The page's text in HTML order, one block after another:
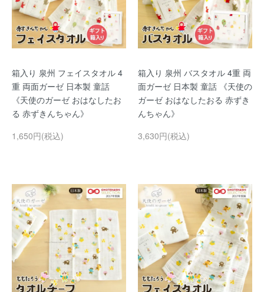
箱入り 泉州 フェイスタオル 4
重 両面ガーゼ 日本製 童話
《天使のガーゼ おはなしたお
る 赤ずきんちゃん》
1,650円(税込)
箱入り 泉州 バスタオル 4重 両
面ガーゼ 日本製 童話 《天使の
ガーゼ おはなしたおる 赤ずき
んちゃん》
3,630円(税込)